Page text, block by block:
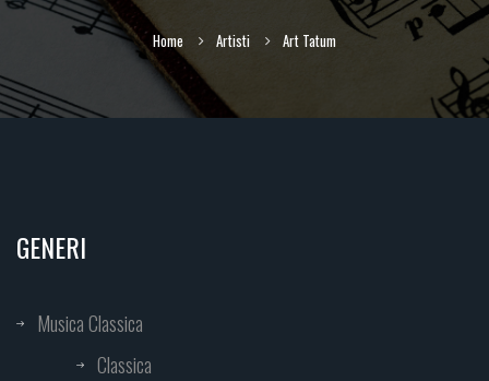
Home Artisti Art Tatum
GENERI
Musica Classica
Classica